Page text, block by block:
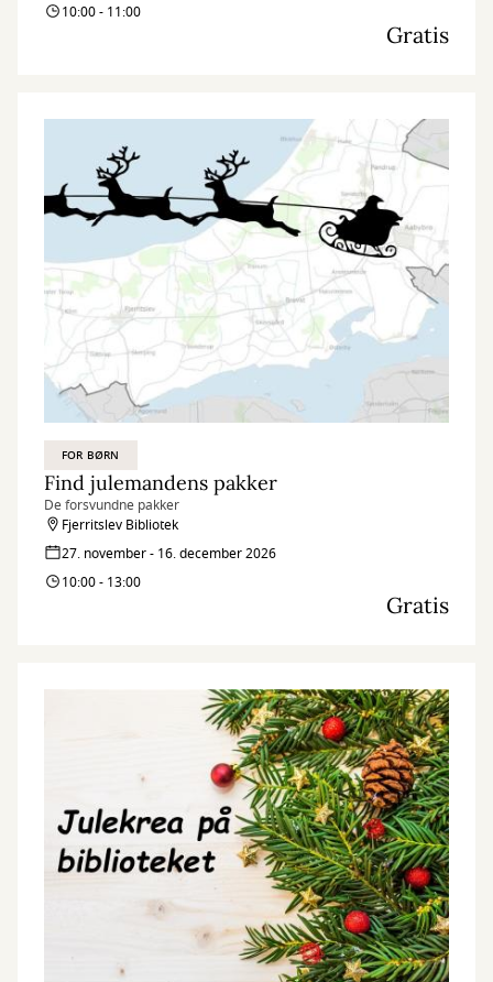
10:00 - 11:00
Gratis
FOR BØRN
Find julemandens pakker
De forsvundne pakker
Fjerritslev Bibliotek
27. november - 16. december 2026
10:00 - 13:00
Gratis